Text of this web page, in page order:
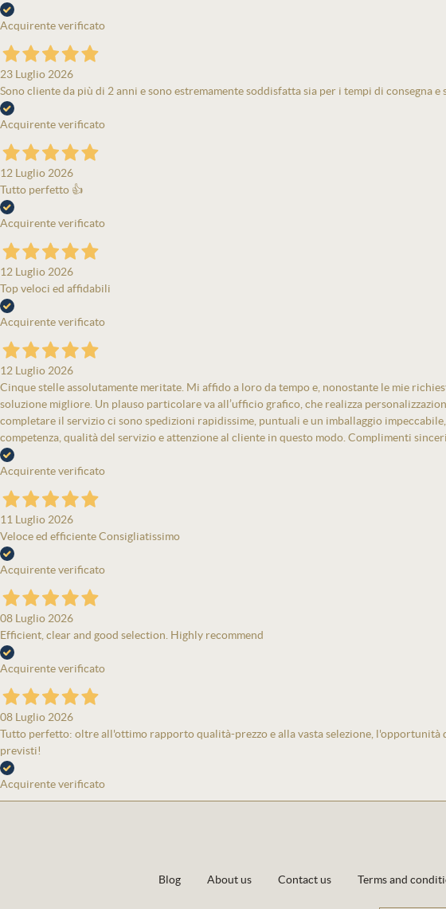
Acquirente verificato
23 Luglio 2026
Sono cliente da più di 2 anni e sono estremamente soddisfatta sia per i tempi di consegna e
Acquirente verificato
12 Luglio 2026
Tutto perfetto 👍
Acquirente verificato
12 Luglio 2026
Top veloci ed affidabili
Acquirente verificato
12 Luglio 2026
Cinque stelle assolutamente meritate. Mi affido a loro da tempo e, nonostante le mie
soluzione migliore. Un plauso particolare va all’ufficio grafico, che realizza
completare il servizio ci sono spedizioni rapidissime, puntuali e un imballaggio
competenza, qualità del servizio e attenzione al cliente in questo modo. Complimenti
Acquirente verificato
11 Luglio 2026
Veloce ed efficiente Consigliatissimo
Acquirente verificato
08 Luglio 2026
Efficient, clear and good selection. Highly recommend
Acquirente verificato
08 Luglio 2026
Tutto perfetto: oltre all'ottimo rapporto qualità-prezzo e alla vasta selezione,
previsti!
Acquirente verificato
Blog About us Contact us Terms and